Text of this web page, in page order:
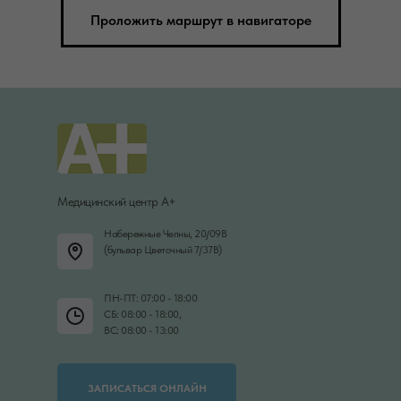
Проложить маршрут в навигаторе
Медицинский центр А+
Набережные Челны, 20/09В
(бульвар Цветочный 7/37В)
ПН-ПТ: 07:00 - 18:00
СБ: 08:00 - 18:00,
ВС: 08:00 - 13:00
ЗАПИСАТЬСЯ ОНЛАЙН